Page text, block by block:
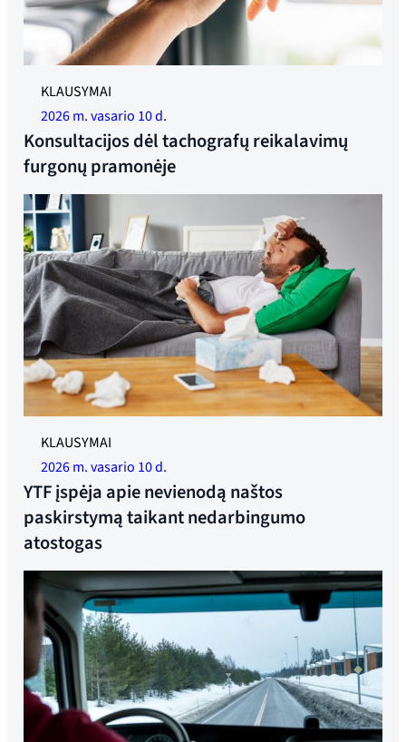
KLAUSYMAI
2026 m. vasario 10 d.
Konsultacijos dėl tachografų reikalavimų
furgonų pramonėje
Iliustracinė nuotrauka.
KLAUSYMAI
2026 m. vasario 10 d.
YTF įspėja apie nevienodą naštos
paskirstymą taikant nedarbingumo
atostogas